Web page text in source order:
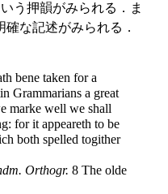
いう押韻がみられる．ま
な記述がみられる．
bene taken for a
Grammarians a great
marke well we shall
for it appeareth to be
both spelled togither
Orthogr. 8 The olde